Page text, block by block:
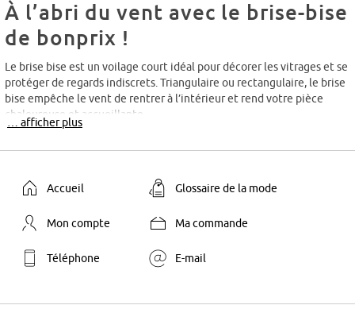
À l’abri du vent avec le brise-bise
de bonprix !
Le brise bise est un voilage court idéal pour décorer les vitrages et se
protéger de regards indiscrets. Triangulaire ou rectangulaire, le brise
bise empêche le vent de rentrer à l’intérieur et rend votre pièce
chaleureuse et accueillante.
Les différents modèles de brise-bises
vitrages sont à choisir en fonction de ladécorationd’intérieur et du
Le brise-bise en macramé s'accorde parfaitement avec une
particulièrement bien à une pièce dont les murs sont en bois
Le brise-bise coloré ou à motifs est idéal pour une pièce
… afficher plus
Accueil Glossaire de la mode
Mon compte Ma commande
Téléphone E-mail